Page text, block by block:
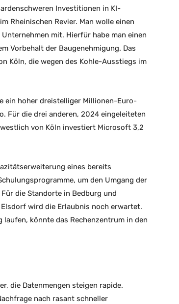
Investitionen in KI-
Rheinischen Revier. Man wolle einen
mit. Hierfür habe man einen
Vorbehalt der Baugenehmigung. Das
Köln, die wegen des Kohle-Ausstiegs im
ein hoher dreistelliger Millionen-Euro-
Für die drei anderen, 2024 eingeleiteten
von Köln investiert Microsoft 3,2
eines bereits
um den Umgang der
die Standorte in Bedburg und
wird die Erlaubnis noch erwartet.
laufen, könnte das Rechenzentrum in den
die Datenmengen steigen rapide.
nach rasant schneller